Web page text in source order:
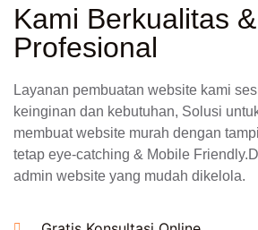
Kami Berkualitas &
Profesional
Layanan pembuatan website kami
keinginan dan kebutuhan, Solusi
membuat website murah dengan
tetap eye-catching & Mobile
admin website yang mudah dikelola.